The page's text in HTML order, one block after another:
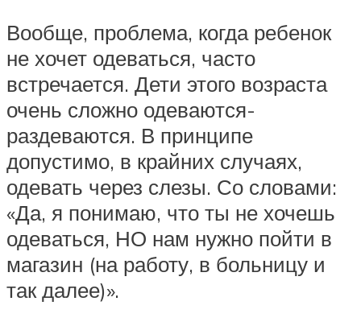
Вообще, проблема, когда ребенок
не хочет одеваться, часто
встречается. Дети этого возраста
очень сложно одеваются-
раздеваются. В принципе
допустимо, в крайних случаях,
одевать через слезы. Со словами:
«Да, я понимаю, что ты не хочешь
одеваться, НО нам нужно пойти в
магазин (на работу, в больницу и
так далее)».